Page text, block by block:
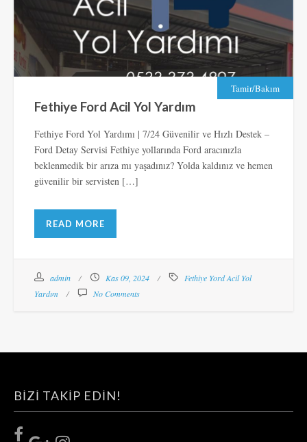
Tamir/Bakım
Fethiye Ford Acil Yol Yardım
Fethiye Ford Yol Yardımı | 7/24 Güvenilir ve Hızlı Destek –
Ford Detay Servisi Fethiye yollarında Ford aracınızla
beklenmedik bir arıza mı yaşadınız? Yolda kaldınız ve hemen
güvenilir bir servisten […]
READ MORE
admin Kas 09, 2024
Fethiye Yord Acil Yol
Yardım
No Comments
BIZI TAKIP EDIN!